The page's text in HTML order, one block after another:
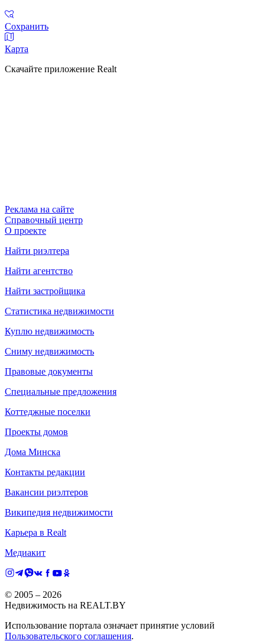
Сохранить
Карта
Скачайте приложение Realt
Реклама на сайте
Справочный центр
О проекте
Найти риэлтера
Найти агентство
Найти застройщика
Статистика недвижимости
Куплю недвижимость
Сниму недвижимость
Правовые документы
Специальные предложения
Коттеджные поселки
Проекты домов
Дома Минска
Контакты редакции
Вакансии риэлтеров
Википедия недвижимости
Карьера в Realt
Медиакит
© 2005 – 2026
Недвижимость на REALT.BY
Использование портала означает принятие условий
Пользовательского соглашения.